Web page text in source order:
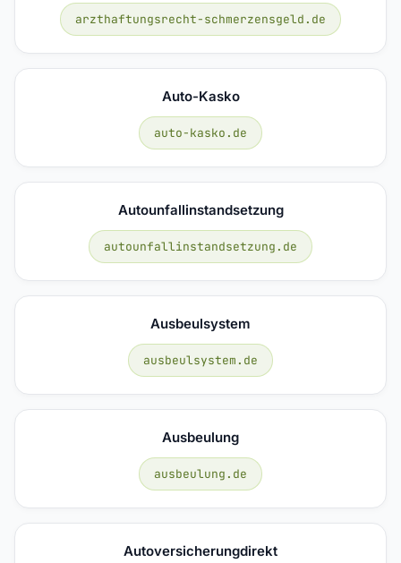
arzthaftungsrecht-schmerzensgeld.de
Auto-Kasko
auto-kasko.de
Autounfallinstandsetzung
autounfallinstandsetzung.de
Ausbeulsystem
ausbeulsystem.de
Ausbeulung
ausbeulung.de
Autoversicherungdirekt